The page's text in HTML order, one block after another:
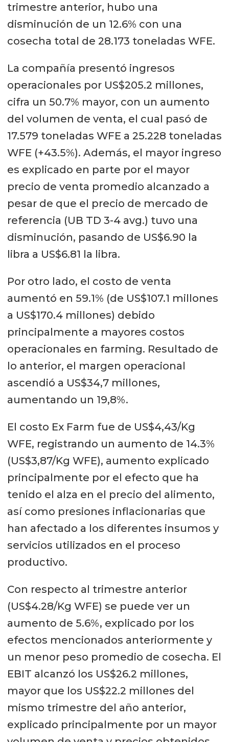
trimestre anterior, hubo una
disminución de un 12.6% con una
cosecha total de 28.173 toneladas WFE.
La compañía presentó ingresos
operacionales por US$205.2 millones,
cifra un 50.7% mayor, con un aumento
del volumen de venta, el cual pasó de
17.579 toneladas WFE a 25.228 toneladas
WFE (+43.5%). Además, el mayor ingreso
es explicado en parte por el mayor
precio de venta promedio alcanzado a
pesar de que el precio de mercado de
referencia (UB TD 3-4 avg.) tuvo una
disminución, pasando de US$6.90 la
libra a US$6.81 la libra.
Por otro lado, el costo de venta
aumentó en 59.1% (de US$107.1 millones
a US$170.4 millones) debido
principalmente a mayores costos
operacionales en farming. Resultado de
lo anterior, el margen operacional
ascendió a US$34,7 millones,
aumentando un 19,8%.
El costo Ex Farm fue de US$4,43/Kg
WFE, registrando un aumento de 14.3%
(US$3,87/Kg WFE), aumento explicado
principalmente por el efecto que ha
tenido el alza en el precio del alimento,
así como presiones inflacionarias que
han afectado a los diferentes insumos y
servicios utilizados en el proceso
productivo.
Con respecto al trimestre anterior
(US$4.28/Kg WFE) se puede ver un
aumento de 5.6%, explicado por los
efectos mencionados anteriormente y
un menor peso promedio de cosecha. El
EBIT alcanzó los US$26.2 millones,
mayor que los US$22.2 millones del
mismo trimestre del año anterior,
explicado principalmente por un mayor